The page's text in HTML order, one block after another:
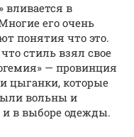
вливается в
его очень
понятия что это.
стиль взял свое
— провинция
цыганки, которые
вольны и
и в выборе одежды.